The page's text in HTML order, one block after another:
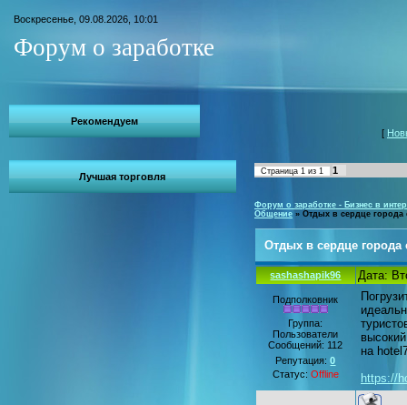
Воскресенье, 09.08.2026, 10:01
Форум о заработке
Рекомендуем
Лучшая торговля
[
Страница 1 из 1 1
Форум о заработке - Бизнес в
Общение » Отдых в сердце города
Отдых в сердце города
sashashapik96 Дата:
Подполковник
Группа:
Пользователи
Сообщений: 112
Репутация:0
Статус: Offline
на
https://